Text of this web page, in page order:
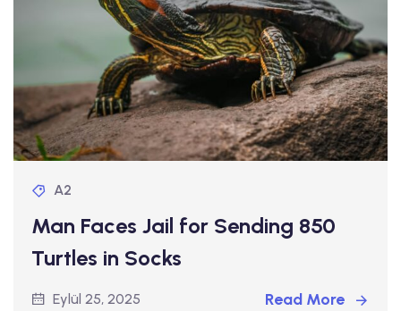
A2
Man Faces Jail for Sending 850
Turtles in Socks
Eylül 25, 2025 Read More